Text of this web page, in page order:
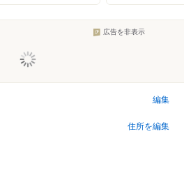
広告を非表示
編集
住所を編集